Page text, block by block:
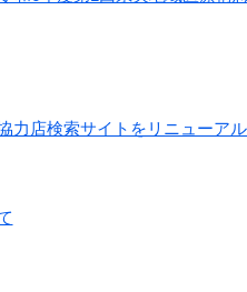
力店検索サイトをリニューア